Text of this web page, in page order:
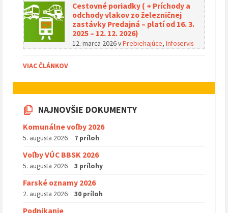
Cestovné poriadky ( + Príchody a
odchody vlakov zo železničnej
zastávky Predajná – platí od 16. 3.
2025 – 12. 12. 2026)
12. marca 2026vPrebiehajúce, Infoservis
VIAC ČLÁNKOV
NAJNOVŠIE DOKUMENTY
Komunálne voľby 2026
5. augusta 2026 7 príloh
Voľby VÚC BBSK 2026
5. augusta 2026 3 prílohy
Farské oznamy 2026
2. augusta 2026 30 príloh
Podnikanie